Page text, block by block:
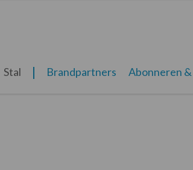
Stal Brandpartners Abonneren